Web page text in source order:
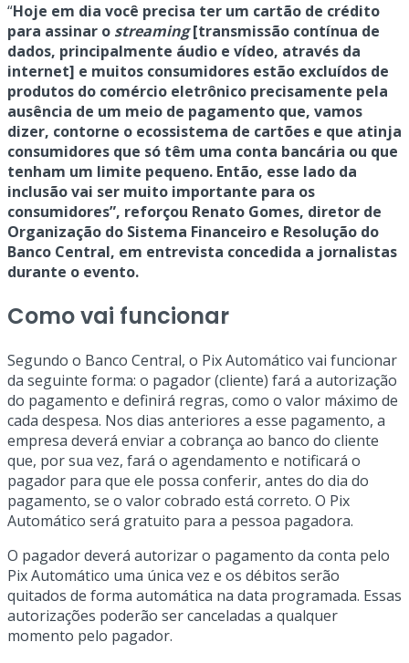
“Hoje em dia você precisa ter um cartão de crédito
para assinar o streaming[transmissão contínua de
dados, principalmente áudio e vídeo, através da
internet] e muitos consumidores estão excluídos de
produtos do comércio eletrônico precisamente pela
ausência de um meio de pagamento que, vamos
dizer, contorne o ecossistema de cartões e que atinja
consumidores que só têm uma conta bancária ou que
tenham um limite pequeno. Então, esse lado da
inclusão vai ser muito importante para os
consumidores”, reforçou Renato Gomes, diretor de
Organização do Sistema Financeiro e Resolução do
Banco Central, em entrevista concedida a jornalistas
durante o evento.
Como vai funcionar
Segundo o Banco Central, o Pix Automático vai funcionar
da seguinte forma: o pagador (cliente) fará a autorização
do pagamento e definirá regras, como o valor máximo de
cada despesa. Nos dias anteriores a esse pagamento, a
empresa deverá enviar a cobrança ao banco do cliente
que, por sua vez, fará o agendamento e notificará o
pagador para que ele possa conferir, antes do dia do
pagamento, se o valor cobrado está correto. O Pix
Automático será gratuito para a pessoa pagadora.
O pagador deverá autorizar o pagamento da conta pelo
Pix Automático uma única vez e os débitos serão
quitados de forma automática na data programada. Essas
autorizações poderão ser canceladas a qualquer
momento pelo pagador.